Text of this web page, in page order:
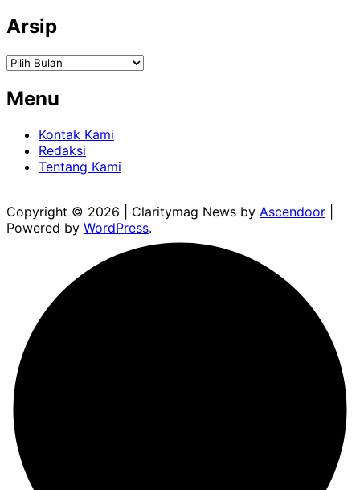
Arsip
Arsip
Menu
Kontak Kami
Redaksi
Tentang Kami
Copyright © 2026 | Claritymag News by Ascendoor
Powered by WordPress.